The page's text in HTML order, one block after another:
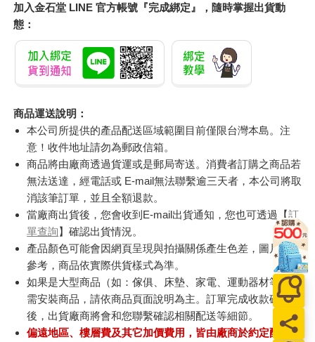
加入金石堂 LINE 官方帳號『完成綁定』，隨時掌握出貨動
態：
商品運送說明：
本公司所提供的產品配送區域範圍目前僅限台灣本島。注
意！收件地址請勿為郵政信箱。
商品將由廠商透過貨運或是郵局寄送。消費者訂購之商品若
無法送達，經電話或 E-mail無法聯繫逾三天者，本公司將取
消該筆訂單，並且全額退款。
當廠商出貨後，您會收到E-mail出貨通知，您也可透過【訂
單查詢】確認出貨情況。
產品顏色可能會因網頁呈現與拍攝關係產生色差，圖片僅供
參考，商品依實際供貨樣式為準。
如果是大型商品（如：傢俱、床墊、家電、運動器材等）及
需安裝商品，請依商品頁面說明為主。訂單完成收款確認
後，出貨廠商將會和您聯繫確認相關配送等細節。
偏遠地區、樓層費及其它加價費用，皆由廠商於約定配送時